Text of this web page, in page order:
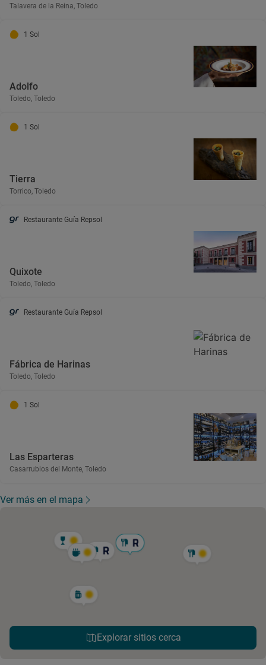
Talavera de la Reina, Toledo
1 Sol
Adolfo
Toledo, Toledo
1 Sol
Tierra
Torrico, Toledo
Restaurante Guía Repsol
Quixote
Toledo, Toledo
Restaurante Guía Repsol
Fábrica de Harinas
Toledo, Toledo
1 Sol
Las Esparteras
Casarrubios del Monte, Toledo
Ver más en el mapa
Explorar sitios cerca